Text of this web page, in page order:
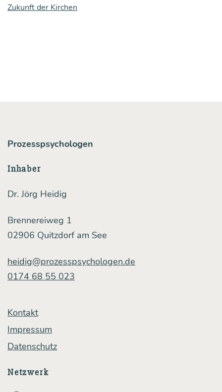
zu­
keit
sich­
der
Kir­
Zukunft der Kirchen
Prozesspsychologen
Inhaber
Dr. Jörg Heidig
Brennereiweg 1
02906 Quitzdorf am See
heidig@prozesspsychologen.de
0174 68 55 023
Kontakt
Impressum
Datenschutz
Netzwerk